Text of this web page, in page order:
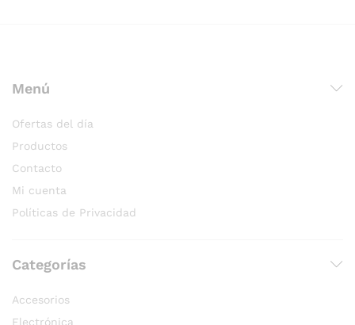
Menú
Ofertas del día
Productos
Contacto
Mi cuenta
Políticas de Privacidad
Categorías
Accesorios
Electrónica